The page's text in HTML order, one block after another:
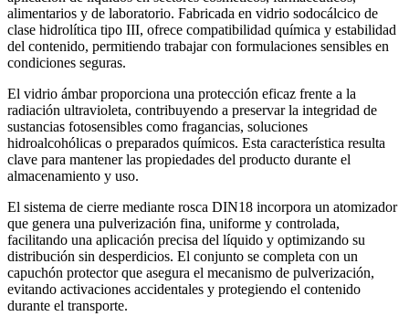
alimentarios y de laboratorio. Fabricada en vidrio sodocálcico de
clase hidrolítica tipo III, ofrece compatibilidad química y estabilidad
del contenido, permitiendo trabajar con formulaciones sensibles en
condiciones seguras.
El vidrio ámbar proporciona una protección eficaz frente a la
radiación ultravioleta, contribuyendo a preservar la integridad de
sustancias fotosensibles como fragancias, soluciones
hidroalcohólicas o preparados químicos. Esta característica resulta
clave para mantener las propiedades del producto durante el
almacenamiento y uso.
El sistema de cierre mediante rosca DIN18 incorpora un atomizador
que genera una pulverización fina, uniforme y controlada,
facilitando una aplicación precisa del líquido y optimizando su
distribución sin desperdicios. El conjunto se completa con un
capuchón protector que asegura el mecanismo de pulverización,
evitando activaciones accidentales y protegiendo el contenido
durante el transporte.